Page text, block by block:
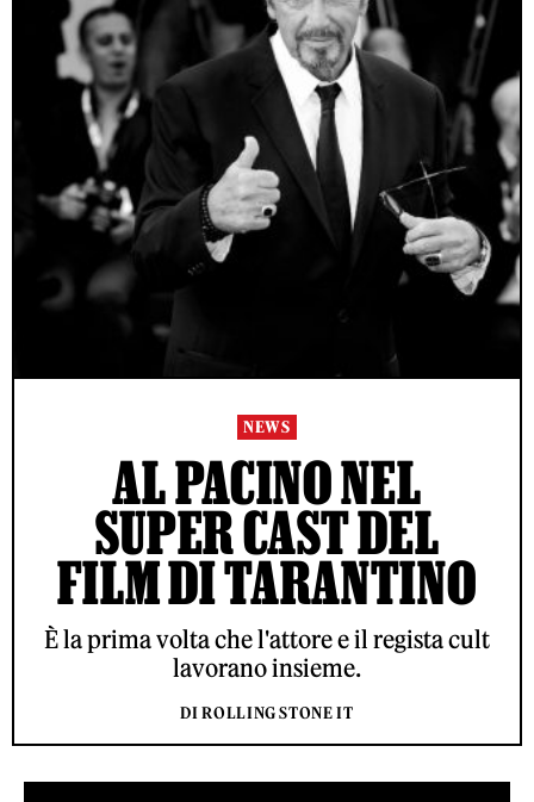
NEWS
AL PACINO NEL
SUPER CAST DEL
FILM DI TARANTINO
È la prima volta che l'attore e il regista cult
lavorano insieme.
DI ROLLING STONE IT